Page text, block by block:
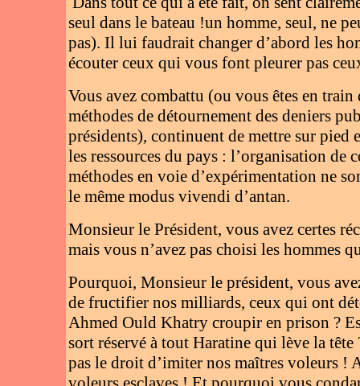
seul dans le bateau !un homme, seul, ne
pas). Il lui faudrait changer d’abord les
écouter ceux qui vous font pleurer pas
Vous avez combattu (ou vous êtes en
méthodes de détournement des deniers
présidents), continuent de mettre sur pied
les ressources du pays : l’organisation de
méthodes en voie d’expérimentation ne
le même modus vivendi d’antan.
Monsieur le Président, vous avez certes
mais vous n’avez pas choisi les hommes
Pourquoi, Monsieur le président, vous
de fructifier nos milliards, ceux qui ont
Ahmed Ould Khatry croupir en prison ?
sort réservé à tout Haratine qui lève la
pas le droit d’imiter nos maîtres voleurs !